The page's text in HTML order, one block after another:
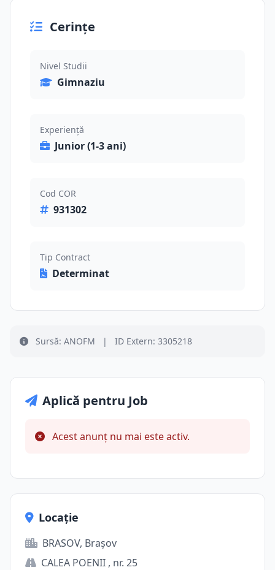
Cerințe
Nivel Studii
Gimnaziu
Experiență
Junior (1-3 ani)
Cod COR
931302
Tip Contract
Determinat
Sursă: ANOFM | ID Extern: 3305218
Aplică pentru Job
Acest anunț nu mai este activ.
Locație
BRASOV, Brașov
CALEA POENII , nr. 25